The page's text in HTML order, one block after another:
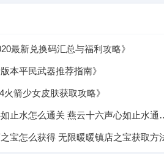
最新兑换码汇总与福利攻略》
本平民武器推荐指南》
火箭少女皮肤获取攻略》
燕云十六声心如止
宝怎么获得 无限暖暖镇店之宝获取方